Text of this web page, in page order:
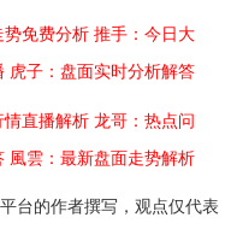
势免费分析 推手：今日大
虎子：盘面实时分析解答
情直播解析 龙哥：热点问
風雲：最新盘面走势解析
台的作者撰写，观点仅代表